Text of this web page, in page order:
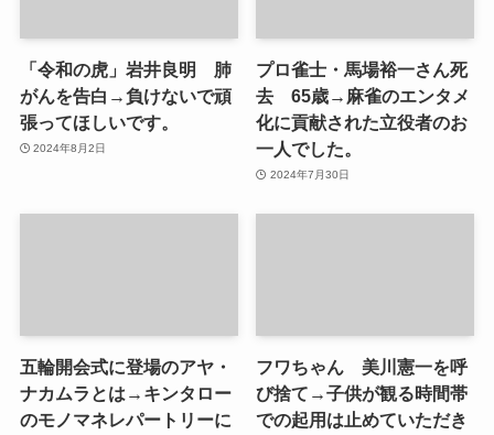
「令和の虎」岩井良明 肺
がんを告白→負けないで頑
張ってほしいです。
2024年8月2日
プロ雀士・馬場裕一さん死
去 65歳→麻雀のエンタメ
化に貢献された立役者のお
一人でした。
2024年7月30日
五輪開会式に登場のアヤ・
ナカムラとは→キンタロー
のモノマネレパートリーに
フワちゃん 美川憲一を呼
び捨て→子供が観る時間帯
での起用は止めていただき